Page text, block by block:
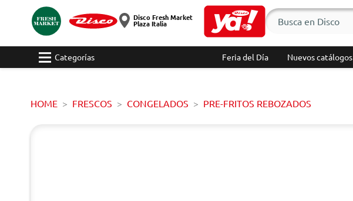
Disco Fresh Market
Plaza Italia
Categorías Feria del Día Nuevos catálogos
HOME FRESCOS CONGELADOS PRE-FRITOS REBOZADOS